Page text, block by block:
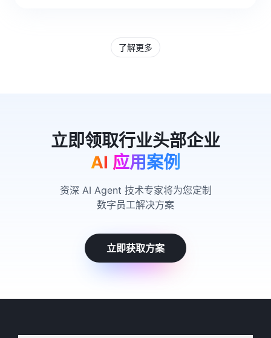
了解更多
AI 应用案例
资深 AI Agent 技术专家将为您定制
数字员工解决方案
立即获取方案